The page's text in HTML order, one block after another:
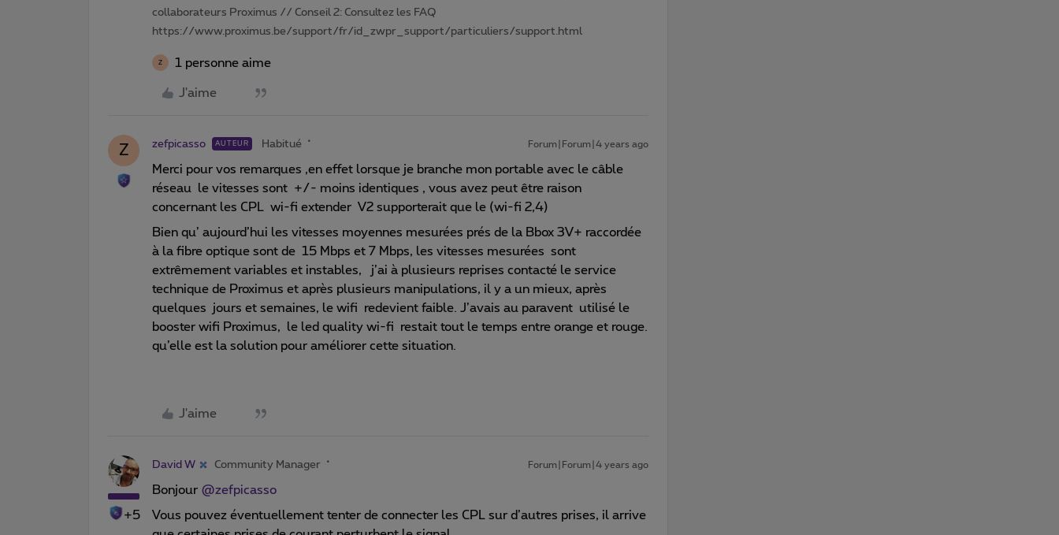
collaborateurs Proximus // Conseil 2: Consultez les FAQ
https://www.proximus.be/support/fr/id_zwpr_support/particuliers/support.html
Z 1 personne aime
J'aime
Z zefpicasso AUTEUR Habitué Forum|Forum|4 years ago
Merci pour vos remarques ,en effet lorsque je branche mon portable avec le câble
réseau le vitesses sont +/- moins identiques , vous avez peut être raison
concernant les CPL wi-fi extender V2 supporterait que le (wi-fi 2,4)
Bien qu’ aujourd’hui les vitesses moyennes mesurées prés de la Bbox 3V+ raccordée
à la fibre optique sont de 15 Mbps et 7 Mbps, les vitesses mesurées sont
extrêmement variables et instables, j’ai à plusieurs reprises contacté le service
technique de Proximus et après plusieurs manipulations, il y a un mieux, après
quelques jours et semaines, le wifi redevient faible. J’avais au paravent utilisé le
booster wifi Proximus, le led quality wi-fi restait tout le temps entre orange et rouge.
qu’elle est la solution pour améliorer cette situation.
J'aime
+5
David W Community Manager Forum|Forum|4 years ago
Bonjour @zefpicasso
Vous pouvez éventuellement tenter de connecter les CPL sur d’autres prises, il arrive